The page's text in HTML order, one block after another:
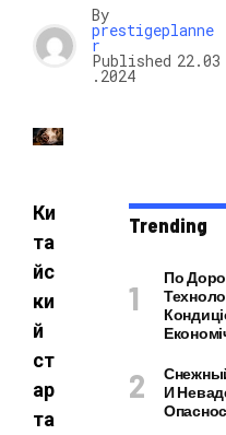
By
prestigeplanne
r
Published 22.03
.2024
Ки
та
йс
ки
й
ст
ар
та
Trending
По
И